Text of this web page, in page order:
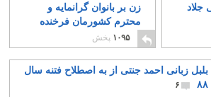
جلاد
زن بر بانوان گرانمایه و
محترم کشورمان فرخنده
۷ ۱۰۹۵ پخش
بلبل زبانی احمد جنتی از به اصطلاح فتنه سال
۸۸
۶